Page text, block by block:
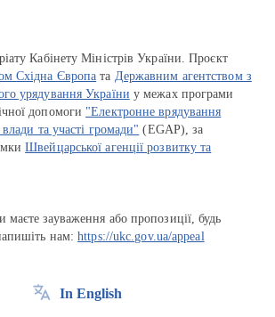
Кабінету Міністрів України. Проєкт
Східна Європа та Державним агентством з
урядування України у межах програми
допомоги "Електронне врядування
влади та участі громади" (EGAP), за
Швейцарської агенції розвитку та
зауваження або пропозиції, будь
нам:https://ukc.gov.ua/appeal
In English